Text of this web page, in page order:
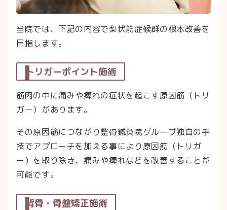
当院では、下記の内容で梨状筋症候群の根本改善を
目指します。
トリガーポイント施術
筋肉の中に痛みや痺れの症状を起こす原因筋（トリ
ガー）があります。
その原因筋につながり整骨鍼灸院グループ独自の手
技でアプローチを加える事により原因筋（トリガ
ー）を取り除き、痛みや痺れなどを改善することが
可能です。
背骨・骨盤矯正施術